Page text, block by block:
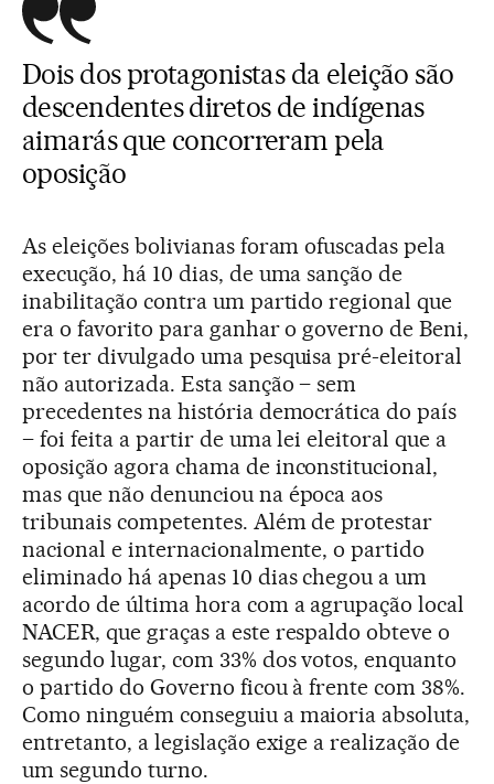
Dois dos protagonistas da eleição são
descendentes diretos de indígenas
aimarás que concorreram pela
oposição
As eleições bolivianas foram ofuscadas pela
execução, há 10 dias, de uma sanção de
inabilitação contra um partido regional que
era o favorito para ganhar o governo de Beni,
por ter divulgado uma pesquisa pré-eleitoral
não autorizada. Esta sanção – sem
precedentes na história democrática do país
– foi feita a partir de uma lei eleitoral que a
oposição agora chama de inconstitucional,
mas que não denunciou na época aos
tribunais competentes. Além de protestar
nacional e internacionalmente, o partido
eliminado há apenas 10 dias chegou a um
acordo de última hora com a agrupação local
NACER, que graças a este respaldo obteve o
segundo lugar, com 33% dos votos, enquanto
o partido do Governo ficou à frente com 38%.
Como ninguém conseguiu a maioria absoluta,
entretanto, a legislação exige a realização de
um segundo turno.